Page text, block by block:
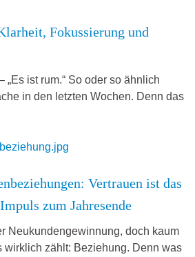
Fokussierung und
„Es ist rum.“ So oder so ähnlich
in den letzten Wochen. Denn das
Vertrauen ist das
zum Jahresende
Neukundengewinnung, doch kaum
wirklich zählt: Beziehung. Denn was